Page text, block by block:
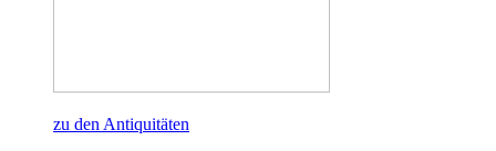
zu den Antiquitäten